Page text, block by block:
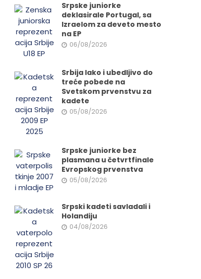
Srpske juniorke
deklasirale Portugal, sa
Izraelom za deveto mesto
na EP
06/08/2026
Srbija lako i ubedljivo do
treće pobede na
Svetskom prvenstvu za
kadete
05/08/2026
Srpske juniorke bez
plasmana u četvrtfinale
Evropskog prvenstva
05/08/2026
Srpski kadeti savladali i
Holandiju
04/08/2026